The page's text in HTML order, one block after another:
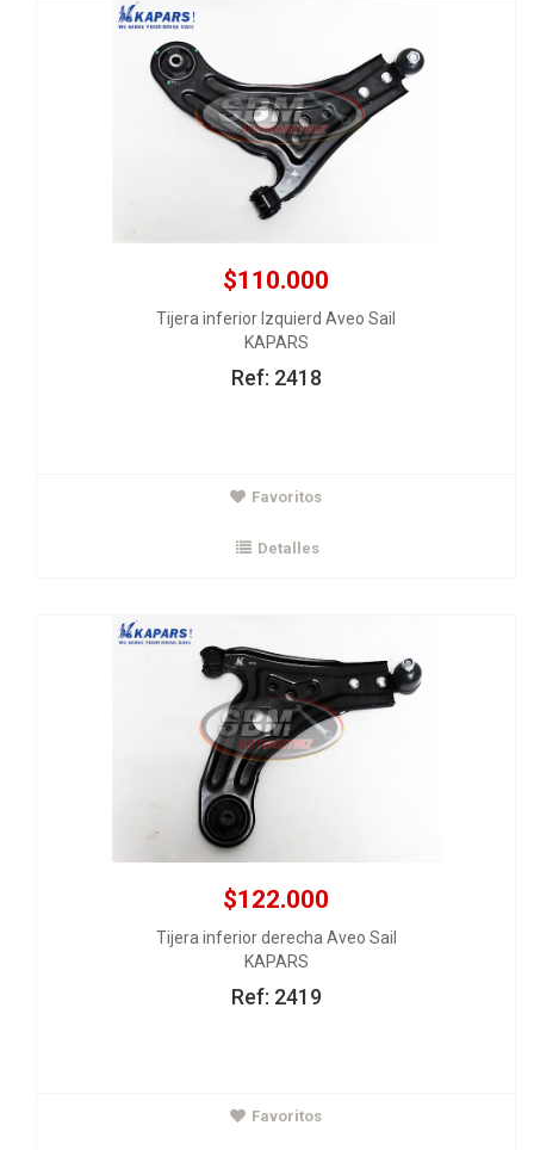
$110.000
Tijera inferior Izquierd Aveo Sail
KAPARS
Ref: 2418
Favoritos
Detalles
$122.000
Tijera inferior derecha Aveo Sail
KAPARS
Ref: 2419
Tijera inferior derecha Aveo Sail
Favoritos
Espiral trasero Aveo